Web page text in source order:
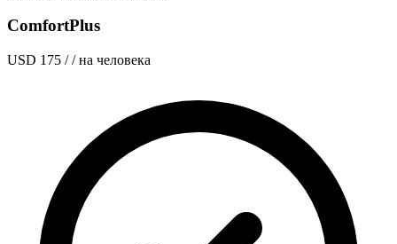
ComfortPlus
USD 175 / / на человека